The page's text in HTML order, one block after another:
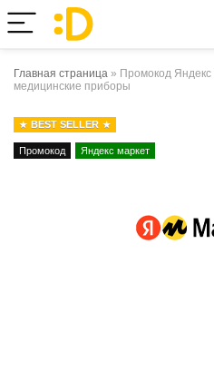
Главная страница » Промокод
медицинские приборы
BEST SELLER
Промокод Яндекс маркет